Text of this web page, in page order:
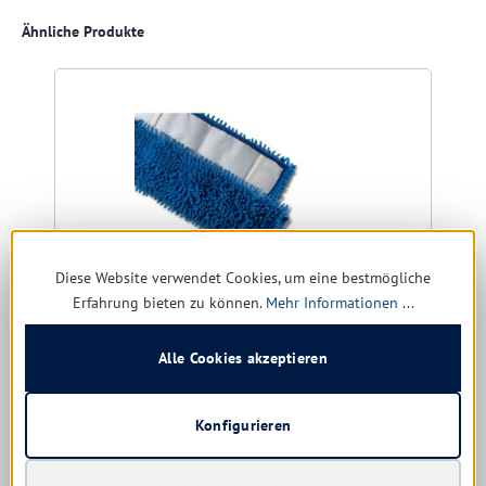
Produktgalerie überspringen
Ähnliche Produkte
Diese Website verwendet Cookies, um eine bestmögliche
Erfahrung bieten zu können. Mehr Informationen ...
Konfigurieren
Alle Cookies akzeptieren